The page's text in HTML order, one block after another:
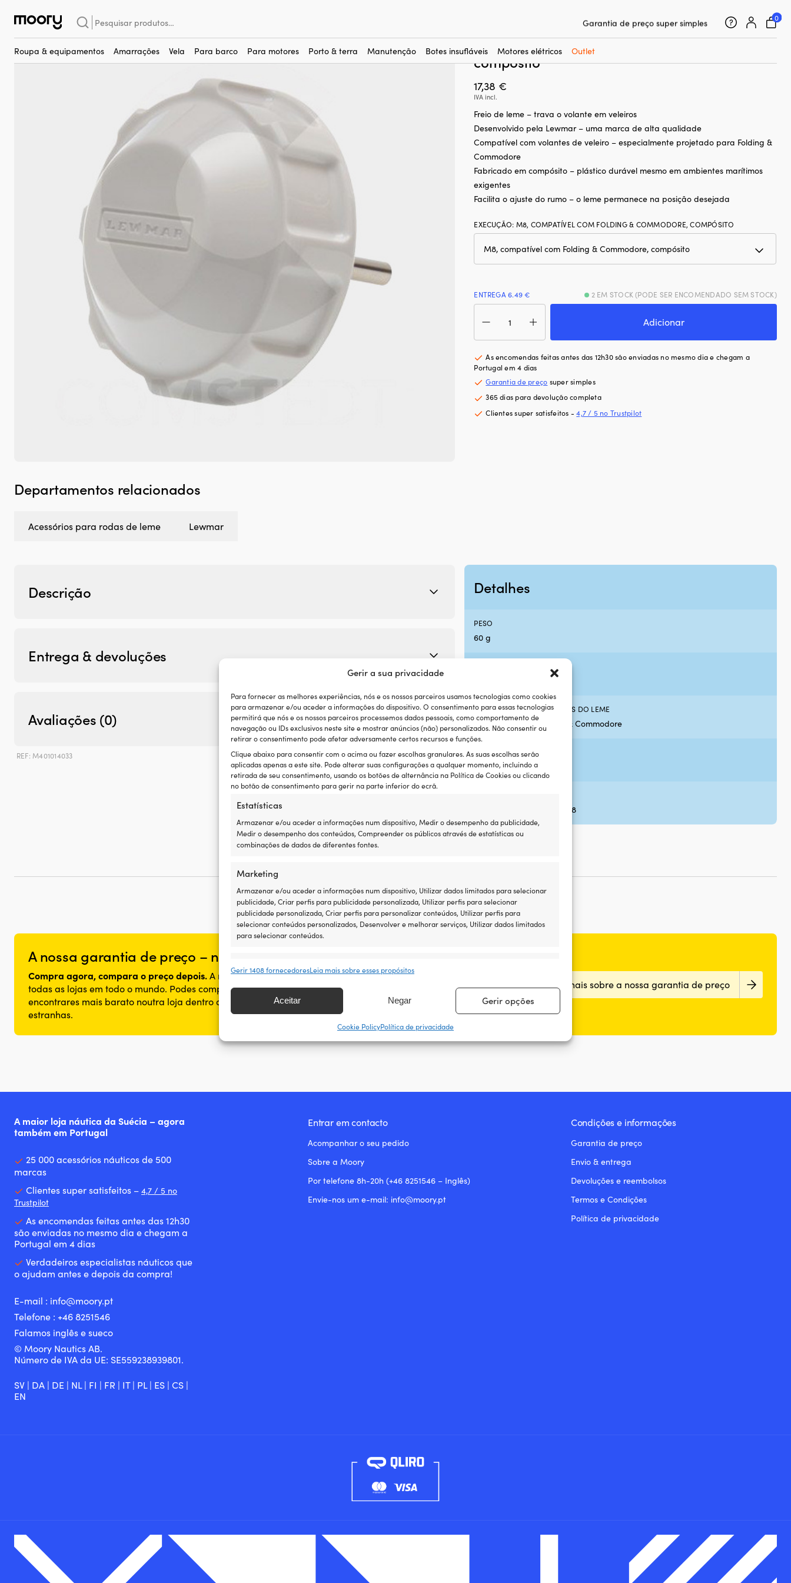
Gerir a sua privacidade
Para fornecer as melhores experiências, nós e os nossos parceiros usamos tecnologias como cookies
para armazenar e/ou aceder a informações do dispositivo. O consentimento para essas tecnologias
permitirá que nós e os nossos parceiros processemos dados pessoais, como comportamento de
navegação ou IDs exclusivos neste site e mostrar anúncios (não) personalizados. Não consentir ou
retirar o consentimento pode afetar adversamente certos recursos e funções.
Clique abaixo para consentir com o acima ou fazer escolhas granulares. As suas escolhas serão
aplicadas apenas a este site. Pode alterar suas configurações a qualquer momento, incluindo a
retirada de seu consentimento, usando os botões de alternância na Política de Cookies ou clicando
no botão de consentimento para gerir na parte inferior do ecrã.
Estatísticas
Armazenar e/ou aceder a informações num dispositivo, Medir o desempenho da publicidade,
Medir o desempenho dos conteúdos, Compreender os públicos através de estatísticas ou
combinações de dados de diferentes fontes.
Marketing
Armazenar e/ou aceder a informações num dispositivo, Utilizar dados limitados para selecionar
publicidade, Criar perfis para publicidade personalizada, Utilizar perfis para selecionar
publicidade personalizada, Criar perfis para personalizar conteúdos, Utilizar perfis para
selecionar conteúdos personalizados, Desenvolver e melhorar serviços, Utilizar dados limitados
para selecionar conteúdos.
dispositivos diferentes, Identificar dispositivos com base em informações
transmitidas automaticamente.
Garantir a segurança, evitar e detectar a fraude, e corrigir erros,
Disponibilizar e apresentar publicidade e conteúdos, Guardar e
Sempre ativo
Gerir 1408 fornecedoresLeia mais sobre esses propósitos
Aceitar Negar Gerir opções
Cookie PolicyPolítica de privacidade
Pesquisar
por:
25 000 acessórios náuticos de 500 marcas 0
Roupa & equipamentos Amarrações Vela Para barco Para motores Porto & terra Manutenção Botes insufláveis Motores elétricos Outlet
Freio de leme para veleiro Lewmar, M8,
compatível com Folding & Commodore,
compósito
17,38 €
IVA incl.
Freio de leme – trava o volante em veleiros
Desenvolvido pela Lewmar – uma marca de alta qualidade
Compatível com volantes de veleiro – especialmente projetado para Folding &
Commodore
Fabricado em compósito – plástico durável mesmo em ambientes marítimos
exigentes
Facilita o ajuste do rumo – o leme permanece na posição desejada
EXECUÇÃO: M8, COMPATÍVEL COM FOLDING & COMMODORE, COMPÓSITO
ENTREGA 6.49 € 2 EM STOCK (PODE SER ENCOMENDADO SEM STOCK)
Quantidade
de
de
leme
para
veleiro
Lewmar,
M8,
compatível
com
Adicionar
As encomendas feitas antes das 12h30 são enviadas no mesmo dia e chegam a
Portugal em 4 dias
Garantia de preço super simples
365 dias para devolução completa
Clientes super satisfeitos -4,7 / 5 no Trustpilot
Departamentos relacionados
Acessórios para rodas de leme Lewmar
Descrição
Entrega & devoluções
Avaliações (0)
REF:M401014033 Categorias:Acessórios,Direções,Volantes náuticos
Detalhes
PESO
60 g
PRINCIPAIS CARACTERÍSTICAS DO LEME
Compatível com Folding & Commodore
EAN
743683510373
Tamanho do parafuso: M8
A nossa garantia de preço – não pode ser mais fácil
Compra agora, compara o preço depois.A nossa garantia de preço é muito simples: igualamos os preços de
todas as lojas em todo o mundo. Podes comprar o teu equipamento agora com toda a tranquilidade – se o
encontrares mais barato noutra loja dentro de 14 dias, igualamos o preço posteriormente. Sem condições
estranhas.
Sabe mais sobre a nossa garantia de preço
A maior loja náutica da Suécia – agora
também em Portugal
25 000 acessórios náuticos de 500
marcas
Clientes super satisfeitos – 4,7 / 5 no
Trustpilot
As encomendas feitas antes das 12h30
são enviadas no mesmo dia e chegam a
Portugal em 4 dias
Verdadeiros especialistas náuticos que
o ajudam antes e depois da compra!
E-mail : info@moory.pt
Telefone : +46 8251546
Falamos inglês e sueco
© Moory Nautics AB.
Número de IVA da UE: SE559238939801.
SV | DA | DE | NL| FI | FR | IT| PL| ES | CS |
EN
Entrar em contacto
Acompanhar o seu pedido
Sobre a Moory
Por telefone 8h-20h (+46 8251546 – Inglês)
Envie-nos um e-mail: info@moory.pt
Condições e informações
Garantia de preço
Envio & entrega
Devoluções e reembolsos
Termos e Condições
Política de privacidade